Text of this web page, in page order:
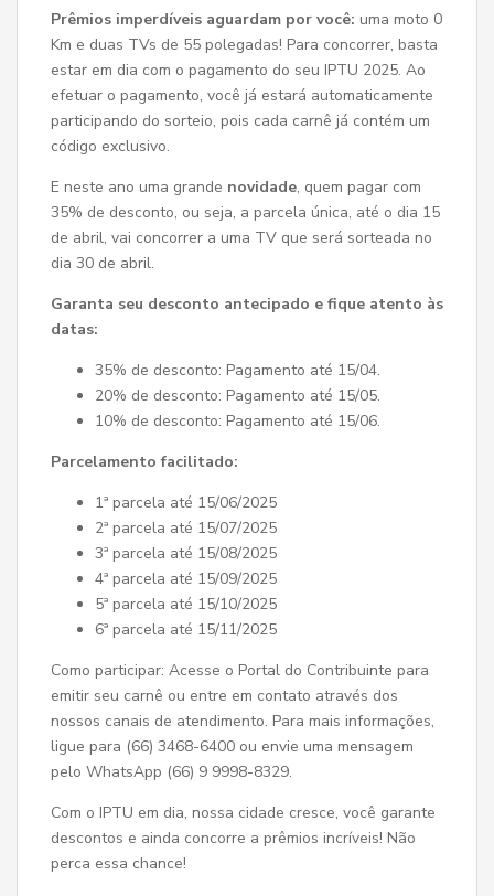
Prêmios imperdíveis aguardam por você: uma moto 0
Km e duas TVs de 55 polegadas! Para concorrer, basta
estar em dia com o pagamento do seu IPTU 2025. Ao
efetuar o pagamento, você já estará automaticamente
participando do sorteio, pois cada carnê já contém um
código exclusivo.
E neste ano uma grande novidade, quem pagar com
35% de desconto, ou seja, a parcela única, até o dia 15
de abril, vai concorrer a uma TV que será sorteada no
dia 30 de abril.
Garanta seu desconto antecipado e fique atento às
datas:
35% de desconto: Pagamento até 15/04.
20% de desconto: Pagamento até 15/05.
10% de desconto: Pagamento até 15/06.
Parcelamento facilitado:
1ª parcela até 15/06/2025
2ª parcela até 15/07/2025
3ª parcela até 15/08/2025
4ª parcela até 15/09/2025
5ª parcela até 15/10/2025
6ª parcela até 15/11/2025
Como participar: Acesse o Portal do Contribuinte para
emitir seu carnê ou entre em contato através dos
nossos canais de atendimento. Para mais informações,
ligue para (66) 3468-6400 ou envie uma mensagem
pelo WhatsApp (66) 9 9998-8329.
Com o IPTU em dia, nossa cidade cresce, você garante
descontos e ainda concorre a prêmios incríveis! Não
perca essa chance!